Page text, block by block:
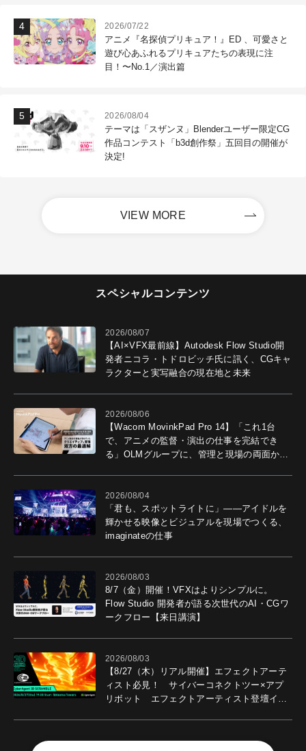
2026/07/22
アニメ『名探偵プリキュア！』ED 、可愛さと
遊び心あふれるプリキュアたちの表現に注
目！〜No.1／演出篇
2026/08/04
テーマは「スザンヌ」Blenderユーザー限定CG
作品コンテスト「b3d創作祭」五回目の開催が
決定!
VIEW MORE
スペシャルコンテンツ
2026/08/07
【AI×VFX最前線】Autodesk Flow Studio開
発者ニコラ・トドロビッチ氏に訊く、CGキャ
ラクターと実写融合の現在地と未来
2026/08/06
【Wacom MovinkPad Pro 14】「これ1台
で、アニメの監督・演出の仕事を完結でき
る」OLMグループに、管理と現場の両面から
2026/08/04
「君も、スポットライトに」――アイドルを
輝かせる映像とビジュアルを現場でつくる、
imaginateの仕事
2026/08/03
8/7（金）開催！VFXはよりシンプルに。
Flow Studio 開発者が語る次世代のAI・CGワ
ークフロー【来日講演】
2026/08/03
【8/27（木）リアル開催】エフェクトアーテ
ィスト必見！ サイバーコネクトツー×アプ
リボット エフェクトアーティスト登壇イベ